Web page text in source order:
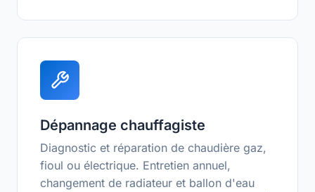
Dépannage chauffagiste
Diagnostic et réparation de chaudière gaz,
fioul ou électrique. Entretien annuel,
changement de radiateur et ballon d'eau